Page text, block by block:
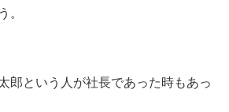
。
郎という人が社長であった時もあっ